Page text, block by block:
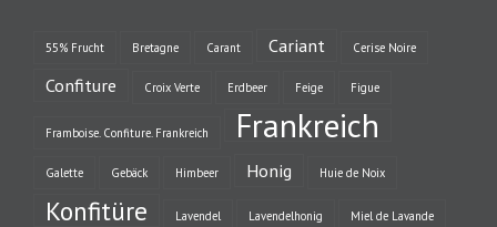
55% Frucht Bretagne Carant Cariant Cerise Noire
Confiture Croix Verte Erdbeer Feige Figue
Framboise. Confiture. Frankreich Frankreich
Galette Gebäck Himbeer Honig Huie de Noix
Konfitüre Lavendel Lavendelhonig Miel de Lavande